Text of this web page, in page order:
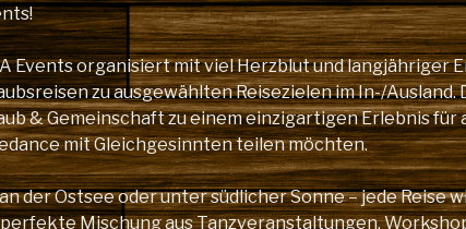
Events organisiert mit viel Herzblut und langjähriger
zu ausgewählten Reisezielen im In-/Ausland.
& Gemeinschaft zu einem einzigartigen Erlebnis für
mit Gleichgesinnten teilen möchten.
der Ostsee oder unter südlicher Sonne – jede Reise
Mischung aus Tanzveranstaltungen,